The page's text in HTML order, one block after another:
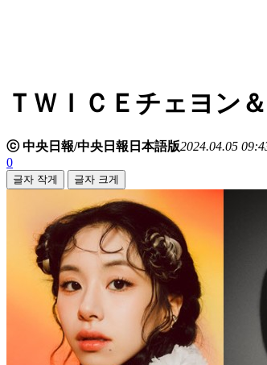
ＴＷＩＣＥチェヨン
ⓒ 中央日報/中央日報日本語版2024.04.05
0
글자 작게 글자 크게